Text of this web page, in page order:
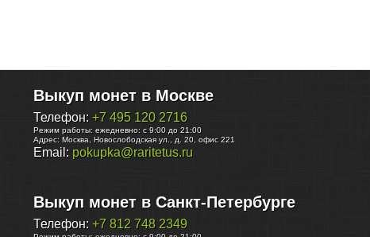
Выкуп монет в Москве
Телефон: +7 495 120 2716
Режим работы: ежедневно: с 9:00 до 21:00
Адрес: Москва Новослободская ул., д. 20, офис 221
Email: pokupka@raritetus.ru
Выкуп монет в Санкт-Петербурге
Телефон: +7 812 748 2349